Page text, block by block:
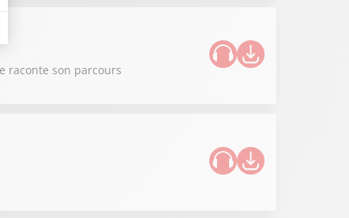
raconte son parcours